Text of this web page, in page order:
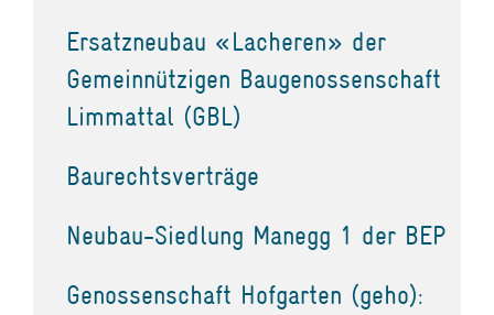
Ersatzneubau «Lacheren» der
Gemeinnützigen Baugenossenschaft
Limmattal (GBL)
Baurechtsverträge
Neubau-Siedlung Manegg 1 der BEP
Genossenschaft Hofgarten (geho):